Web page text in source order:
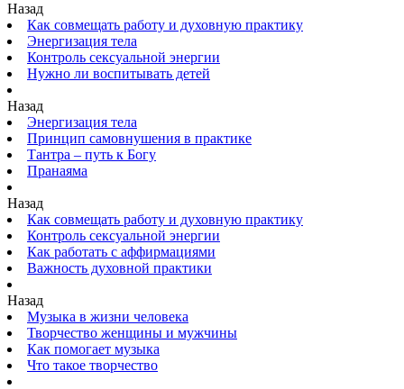
Назад
Как совмещать работу и духовную практику
Энергизация тела
Контроль сексуальной энергии
Нужно ли воспитывать детей
Назад
Энергизация тела
Принцип самовнушения в практике
Тантра – путь к Богу
Пранаяма
Назад
Как совмещать работу и духовную практику
Контроль сексуальной энергии
Как работать с аффирмациями
Важность духовной практики
Назад
Музыка в жизни человека
Творчество женщины и мужчины
Как помогает музыка
Что такое творчество